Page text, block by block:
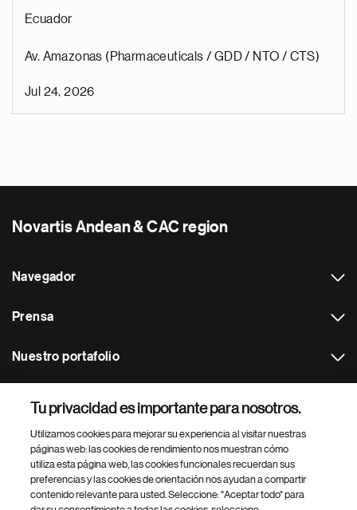
Ecuador
Av. Amazonas (Pharmaceuticals / GDD / NTO / CTS)
Jul 24, 2026
Novartis Andean & CAC region
Navegador
Prensa
Nuestro portafolio
Footer Site Search
Tu privacidad es importante para nosotros.
Utilizamos cookies para mejorar su experiencia al visitar nuestras
páginas web: las cookies de rendimiento nos muestran cómo
utiliza esta página web, las cookies funcionales recuerdan sus
preferencias y las cookies de orientación nos ayudan a compartir
contenido relevante para usted. Seleccione: "Aceptar todo" para